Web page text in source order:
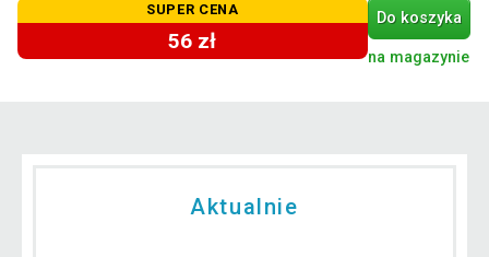
SUPER CENA
56 zł
Do koszyka
na magazynie
Aktualnie